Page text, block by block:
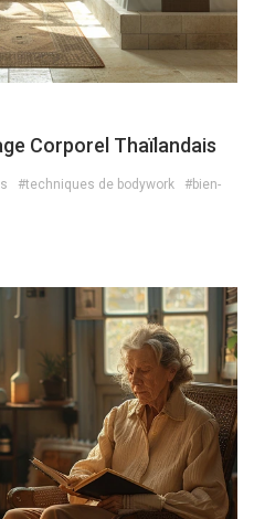
Corporel Thaïlandais
#techniques de bodywork
#bien-